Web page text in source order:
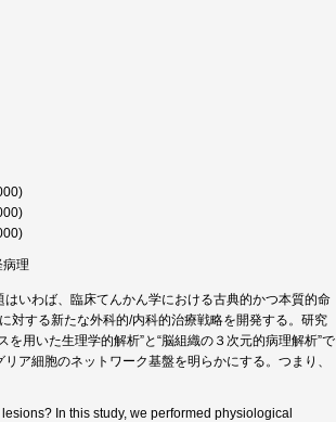
理
いわば、臨床てんかん学における古典的かつ本質的命
対する新たな外科的/内科的治療戦略を開発する。研究
用いた生理学的解析”と“脳組織の３次元的病理解析”で
ア細胞のネットワーク基盤を明らかにする。つまり、
In this study, we performed physiological